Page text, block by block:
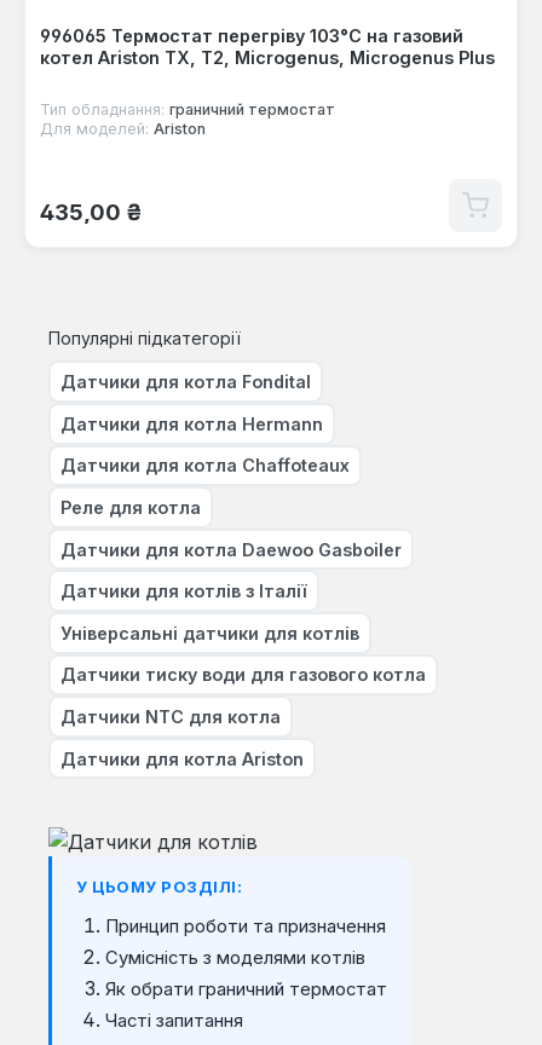
996065 Термостат перегріву 103°C на газовий
котел Ariston TX, T2, Microgenus, Microgenus Plus
Тип обладнання: граничний термостат
Для моделей: Ariston
Звичайна ціна:
435,00 ₴
Популярні підкатегорії
Датчики для котла Fondital
Датчики для котла Hermann
Датчики для котла Chaffoteaux
Реле для котла
Датчики для котла Daewoo Gasboiler
Датчики для котлів з Італії
Універсальні датчики для котлів
Датчики тиску води для газового котла
Датчики NTC для котла
Датчики для котла Ariston
У ЦЬОМУ РОЗДІЛІ:
Принцип роботи та призначення
Сумісність з моделями котлів
Як обрати граничний термостат
Часті запитання